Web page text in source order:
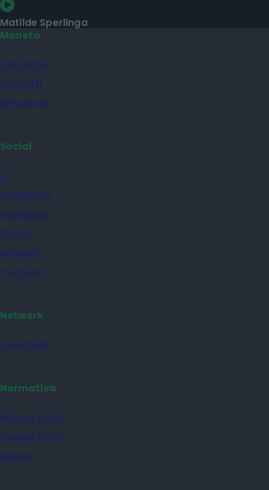
Matilde Sperlinga
Moneta
Chi siamo
Contatti
Diffusione
Social
X
Instagram
Facebook
TikTok
Linkedin
YouTube
Network
il Giornale
Normativa
Privacy Policy
Cookie Policy
Legale